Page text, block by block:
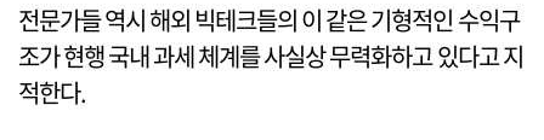
전문가들 역시 해외 빅테크들의 이 같은 기형적인 수익구
조가 현행 국내 과세 체계를 사실상 무력화하고 있다고 지
적한다.